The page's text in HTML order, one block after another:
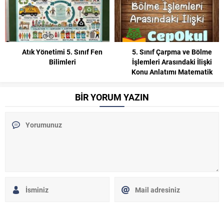
Atık Yönetimi 5. Sınıf Fen
Bilimleri
5. Sınıf Çarpma ve Bölme
İşlemleri Arasındaki İlişki
Konu Anlatımı Matematik
BİR YORUM YAZIN